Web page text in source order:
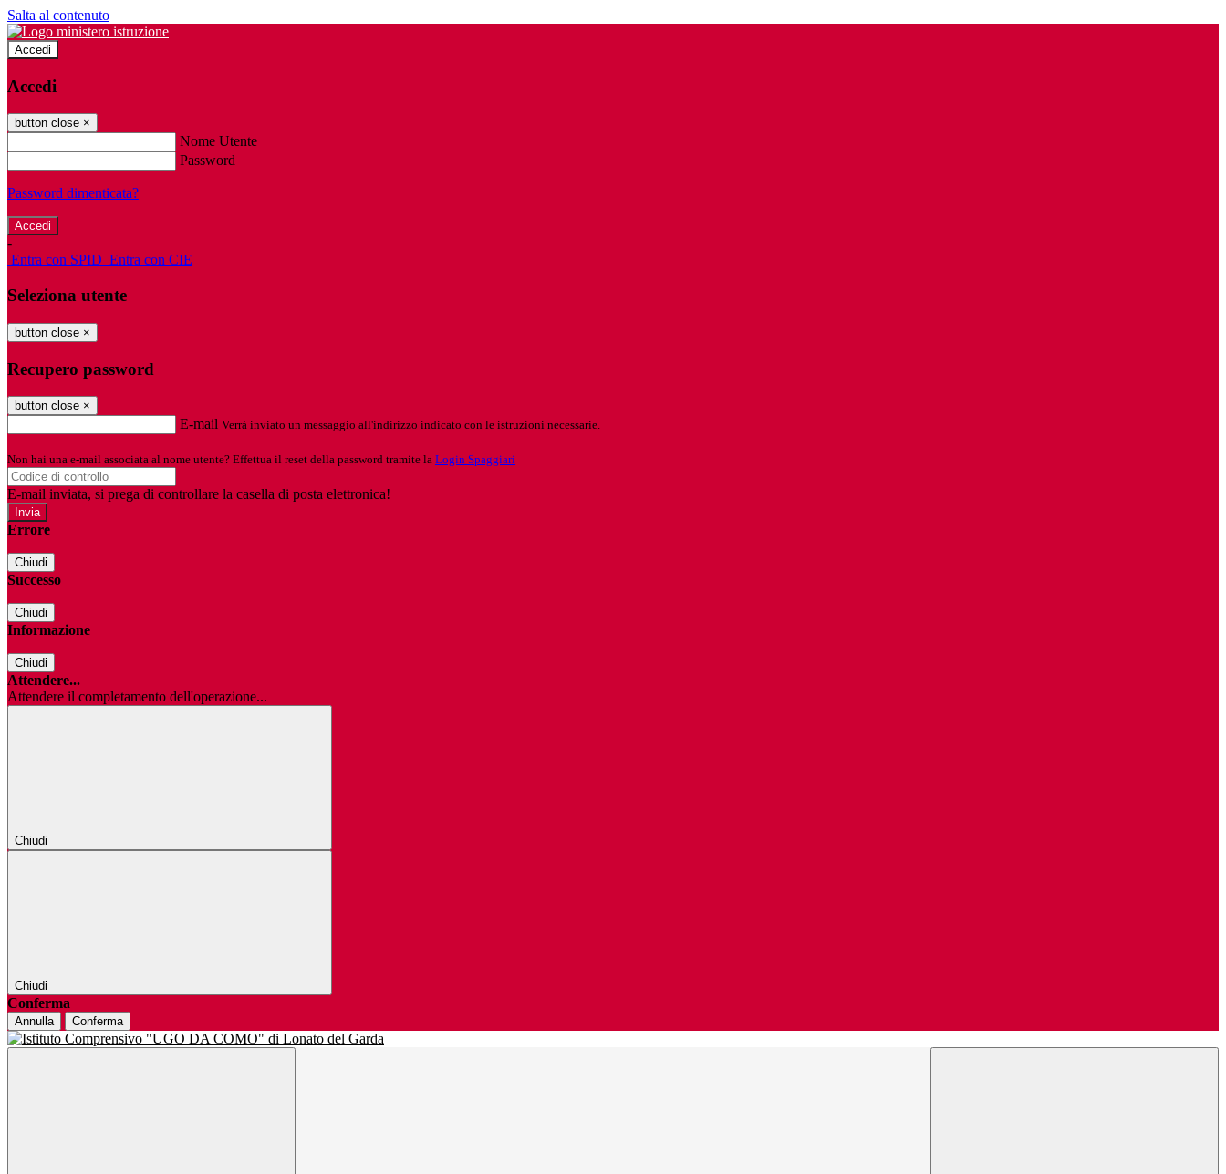
Salta al contenuto
Accedi
Accedi
button close ×
Nome Utente
Password
Password dimenticata?
-
Entra con SPID Entra con CIE
Seleziona utente
button close ×
Recupero password
button close ×
E-mail Verrà inviato un messaggio all'indirizzo indicato con le istruzioni necessarie.
Non hai una e-mail associata al nome utente? Effettua il reset della password tramite la Login Spaggiari
E-mail inviata, si prega di controllare la casella di posta elettronica!
Errore
Chiudi
Successo
Chiudi
Informazione
Chiudi
Attendere...
Attendere il completamento dell'operazione...
Chiudi
Chiudi
Conferma
Annulla Conferma